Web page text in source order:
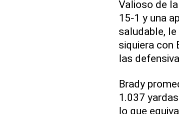
Valioso de
15-1 y una
saludable,
siquiera con
las
Brady
1.037
lo que